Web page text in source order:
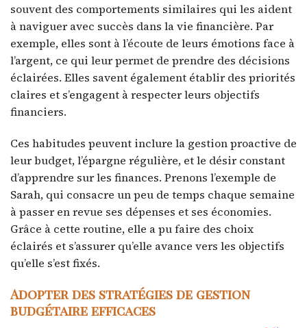
souvent des comportements similaires qui les aident
à naviguer avec succès dans la vie financière. Par
exemple, elles sont à l’écoute de leurs émotions face à
l’argent, ce qui leur permet de prendre des décisions
éclairées. Elles savent également établir des priorités
claires et s’engagent à respecter leurs objectifs
financiers.
Ces habitudes peuvent inclure la gestion proactive de
leur budget, l’épargne régulière, et le désir constant
d’apprendre sur les finances. Prenons l’exemple de
Sarah, qui consacre un peu de temps chaque semaine
à passer en revue ses dépenses et ses économies.
Grâce à cette routine, elle a pu faire des choix
éclairés et s’assurer qu’elle avance vers les objectifs
qu’elle s’est fixés.
Adopter des stratégies de gestion
budgétaire efficaces